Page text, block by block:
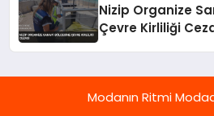
Nizip Organize
Çevre Kirliliği
Modanın Ritmi